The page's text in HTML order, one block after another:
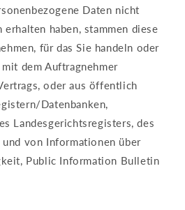
Daten nicht
haben, stammen diese
für das Sie handeln oder
dem Auftragnehmer
oder aus öffentlich
Datenbanken,
Landesgerichtsregisters, des
von Informationen über
Public Information Bulletin